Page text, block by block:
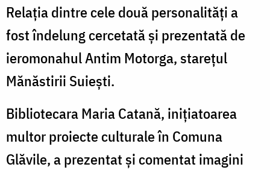
Relația dintre cele două personalități a
fost îndelung cercetată și prezentată de
ieromonahul Antim Motorga, starețul
Mănăstirii Suiești.
Bibliotecara Maria Catană, inițiatoarea
multor proiecte culturale în Comuna
Glăvile, a prezentat și comentat imagini